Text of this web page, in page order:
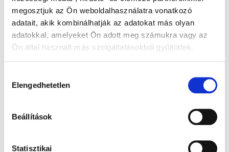
megosztjuk az Ön weboldalhasználatra vonatkozó
adatait, akik kombinálhatják az adatokat más olyan
adatokkal, amelyeket Ön adott meg számukra vagy az
Ön által használt más szolgáltatásokból gyűjtöttek.
kiválasztása
Elengedhetetlen
Beállítások
Statisztikai